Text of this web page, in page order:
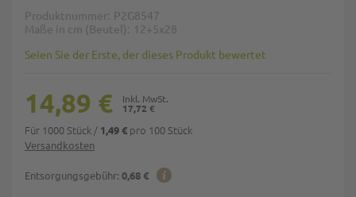
Produktnummer P2G8547
Maße in cm (Beutel)
12+5x28
Seien Sie der Erste, der dieses Produkt bewertet
Versandkosten
Entsorgungsgebühr: 0,68 €
17,72 €
14,89 €
Für 1000 Stück / 1,49 € pro 100 Stück